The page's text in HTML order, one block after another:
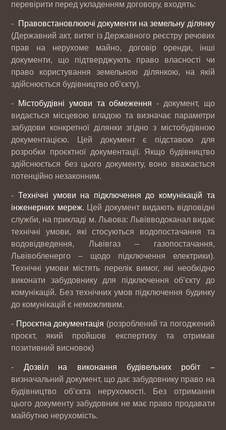
перевірити перед укладенням договору, входять:
-
Правовстановлюючі документи на земельну ділянку
(Державний акт, витяг із Державного реєстру речових
прав на нерухоме майно, договір оренди, інші
документи, що підтверджують право власності чи
право користування земельною ділянкою, на якій
здійснюється будівництво об’єкту).
- Містобудівні умови та обмеження - документ, що
видається місцевою владою та визначає параметри
забудови конкретної ділянки згідно з містобудівною
документацією. Цей документ є підставою для
розробки проєктної документації. Якщо будівництво
здійснюється без цього документу, воно вважається
потенційно незаконним.
-Технічні умови на підключення до комунікацій та
інженерних мереж. Цей документ видають відповідні
служби, на прикладі м. Львова: Львівводоканал видає
технічні умови, які стосуються водопостачання та
водовідведення, Львівгаз – газопостачання,
Львівобленерго – щодо підключення електрики).
Технічні умови містять перелік вимог, які необхідно
виконати забудовнику для підключення об’єкту до
комунікацій. Без технічних умов підключення будинку
до комунікацій є неможливим.
- Проєктна документація (розроблений та погоджений
проєкт, який пройшов експертизу та отримав
позитивний висновок)
- Дозвіл на виконання будівельних робіт –
визначальний документ, що дає забудовнику право на
будівництво об’єкта нерухомості. Без отримання
цього документу забудовник не має право продавати
майбутню нерухомість.